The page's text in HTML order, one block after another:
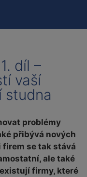
díl –
vaší
studna
problémy
přibývá nových
se tak stává
ale také
firmy, které